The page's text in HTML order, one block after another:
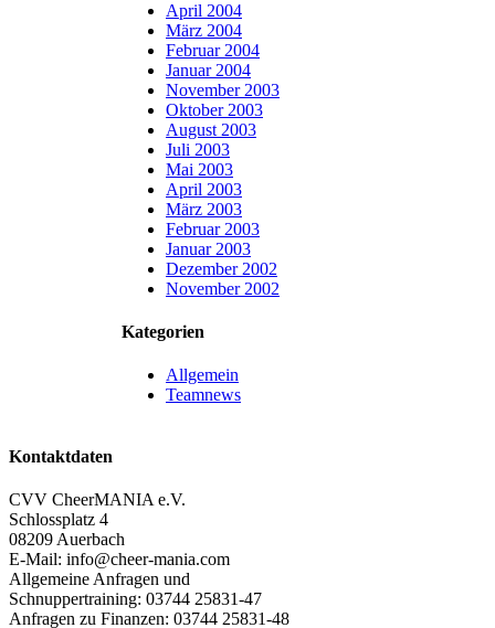
April 2004
März 2004
Februar 2004
Januar 2004
November 2003
Oktober 2003
August 2003
Juli 2003
Mai 2003
April 2003
März 2003
Februar 2003
Januar 2003
Dezember 2002
November 2002
Kategorien
Allgemein
Teamnews
Kontaktdaten
CVV CheerMANIA e.V.
Schlossplatz 4
08209 Auerbach
E-Mail: info@cheer-mania.com
Allgemeine Anfragen und
Schnuppertraining: 03744 25831-47
Anfragen zu Finanzen: 03744 25831-48